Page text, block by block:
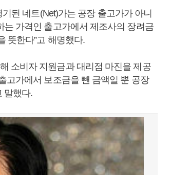
된 네트(Net)가는 공장 출고가가 아니
는 가격인 출고가에서 제조사의 장려금
뜻한다”고 해명했다.
소비자 지원금과 대리점 마진을 제공
고가에서 보조금을 뺀 금액일 뿐 공장
말했다.